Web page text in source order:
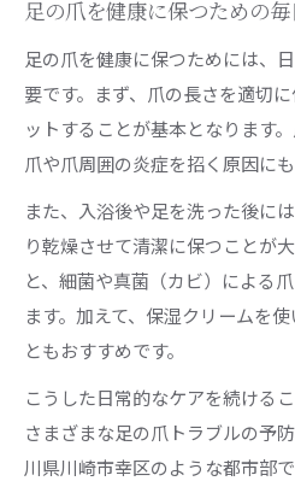
足の爪を健康に保つための
足の爪を健康に保つためには、
要です。まず、爪の長さを適切
ットすることが基本となります
爪や爪周囲の炎症を招く原因にも
また、入浴後や足を洗った後に
り乾燥させて清潔に保つことが
と、細菌や真菌（カビ）による
ます。加えて、保湿クリームを
ともおすすめです。
こうした日常的なケアを続ける
さまざまな足の爪トラブルの予
川県川崎市幸区のような都市部